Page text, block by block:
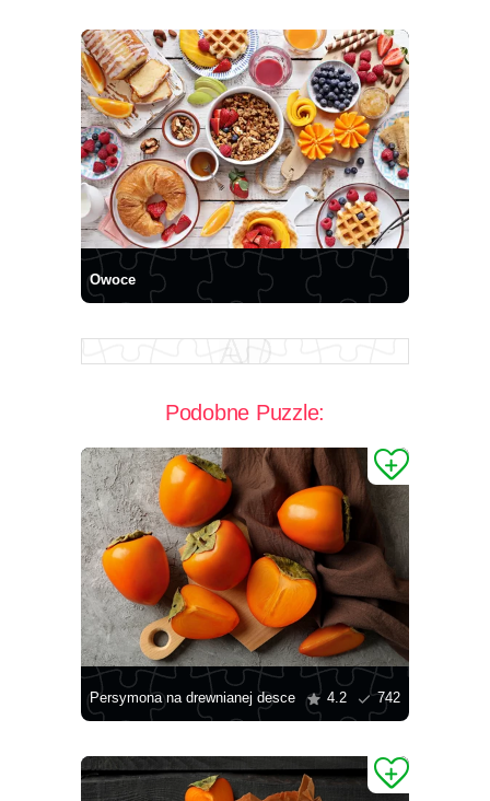
Owoce
Podobne Puzzle:
Persymona na drewnianej desce 4.2 742